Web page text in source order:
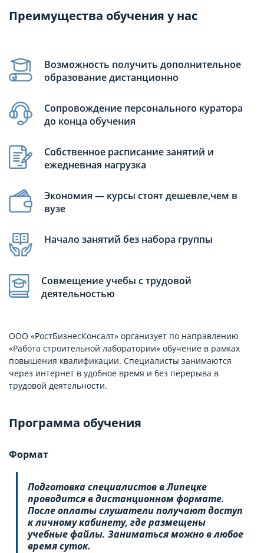
Преимущества обучения у нас
Возможность получить дополнительное
образование дистанционно
Сопровождение персонального куратора
до конца обучения
Собственное расписание занятий и
ежедневная нагрузка
Экономия — курсы стоят дешевле,чем в
вузе
Начало занятий без набора группы
Совмещение учебы с трудовой
деятельностью
ООО «РостБизнесКонсалт» организует по направлению
«Работа строительной лаборатории» обучение в рамках
повышения квалификации. Специалисты занимаются
через интернет в удобное время и без перерыва в
трудовой деятельности.
Программа обучения
Формат
Подготовка специалистов в Липецке
проводится в дистанционном формате.
После оплаты слушатели получают доступ
к личному кабинету, где размещены
учебные файлы. Заниматься можно в любое
время суток.